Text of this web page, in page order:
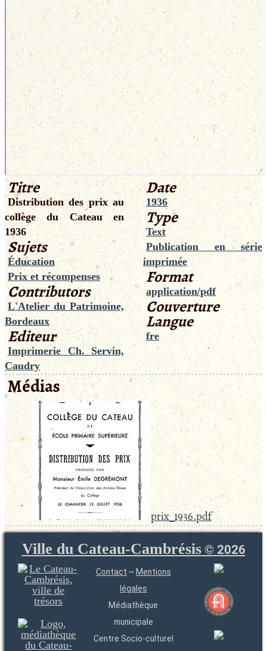
Titre
Distribution des prix au
collège du Cateau en
1936
Sujets
Éducation
Prix et récompenses
Contributors
L'Atelier du Patrimoine,
Bordeaux
Editeur
Imprimerie Ch. Servin,
Caudry
Date
1936
Type
Text
Publication en série
imprimée
Format
application/pdf
Couverture
Langue
fre
Médias
prix_1936.pdf
Ville du Cateau-Cambrésis© 2026
Contact ~ Mentions
légales
Médiathèque
municipale
Centre Socio-culturel